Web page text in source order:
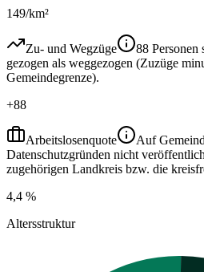
149/km²
Zu- und Wegzüge
88 Personen
gezogen als weggezogen (Zuzüge
Gemeindegrenze).
+88
Arbeitslosenquote
Auf
Datenschutzgründen nicht
zugehörigen Landkreis bzw. die
4,4 %
Altersstruktur